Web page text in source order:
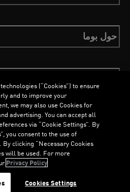
حول بوما
ملفات تعريف الارتباط
جميع الحقوق محفوظة © PUMA, 2026
(“Cookies”) to ensure
and to improve your
we may also use Cookies for
advertising. You can accept all
via “Cookie Settings”. By
you consent to the use of
By clicking “Necessary Cookies
will be used. For more
Privacy Policy.
Cookies Settings